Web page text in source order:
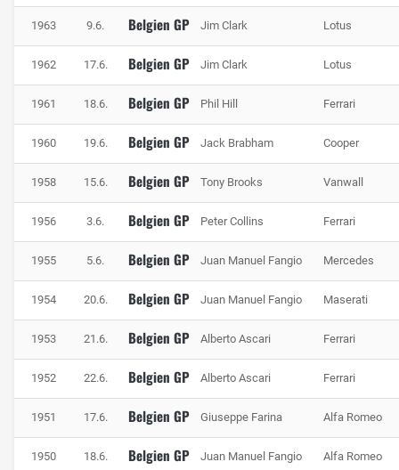
Der Circuit de Spa-Francorchamps ist eine der schnellsten Strecken im F1-
Rennkalender, Foto: Getty Images / Red Bull Content Pool
Insgesamt werden 70 Prozent der Runde unter Vollgas
zurückgelegt. Die Durchschnittsgeschwindigkeit auf der
Runde beträgt knapp 240 km/h. Der Benzinverbrauch ist
verbrannt. Damit ist natürlich auch ein gutes Power-
Management auf Seite des Motors gefragt. Zumal in Spa
nur wenig kinetische Energie rekuperiert werden kann.
Die Piloten verbringen lediglich 13 Prozent der Rundenzeit
auf der Bremse. Wirklich hart verzögert wird nur an
wenigen Stellen. Ab Bruxelles, der elften Kurve auf der
1963 9.6. Belgien GP Jim Clark Lotus
1962 17.6. Belgien GP Jim Clark Lotus
1961 18.6. Belgien GP Phil Hill Ferrari
1960 19.6. Belgien GP Jack Brabham Cooper
1958 15.6. Belgien GP Tony Brooks Vanwall
1956 3.6. Belgien GP Peter Collins Ferrari
1955 5.6. Belgien GP Juan Manuel Fangio Mercedes
1954 20.6. Belgien GP Juan Manuel Fangio Maserati
1953 21.6. Belgien GP Alberto Ascari Ferrari
1952 22.6. Belgien GP Alberto Ascari Ferrari
1951 17.6. Belgien GP Giuseppe Farina Alfa Romeo
1950 18.6. Belgien GP Juan Manuel Fangio Alfa Romeo